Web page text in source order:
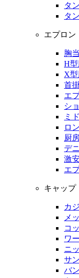
タ
タ
エプロン
胸
H
X
首
エ
シ
ミ
ロ
厨
デ
激
エ
キャップ
カ
メ
コ
ワ
ニ
サ
バ